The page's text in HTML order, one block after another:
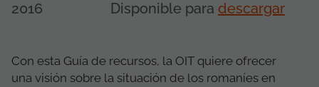
2016 Disponible para descargar
Con esta Guía de recursos, la OIT quiere ofrecer
una visión ​​sobre la situación de los romaníes en